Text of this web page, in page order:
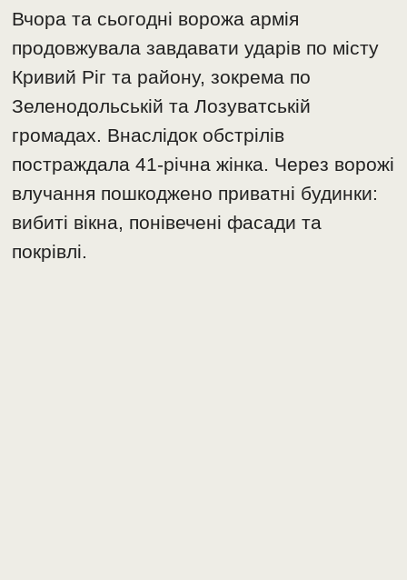
Вчора та сьогодні ворожа армія
продовжувала завдавати ударів по місту
Кривий Ріг та району, зокрема по
Зеленодольській та Лозуватській
громадах. Внаслідок обстрілів
постраждала 41-річна жінка. Через ворожі
влучання пошкоджено приватні будинки:
вибиті вікна, понівечені фасади та
покрівлі.